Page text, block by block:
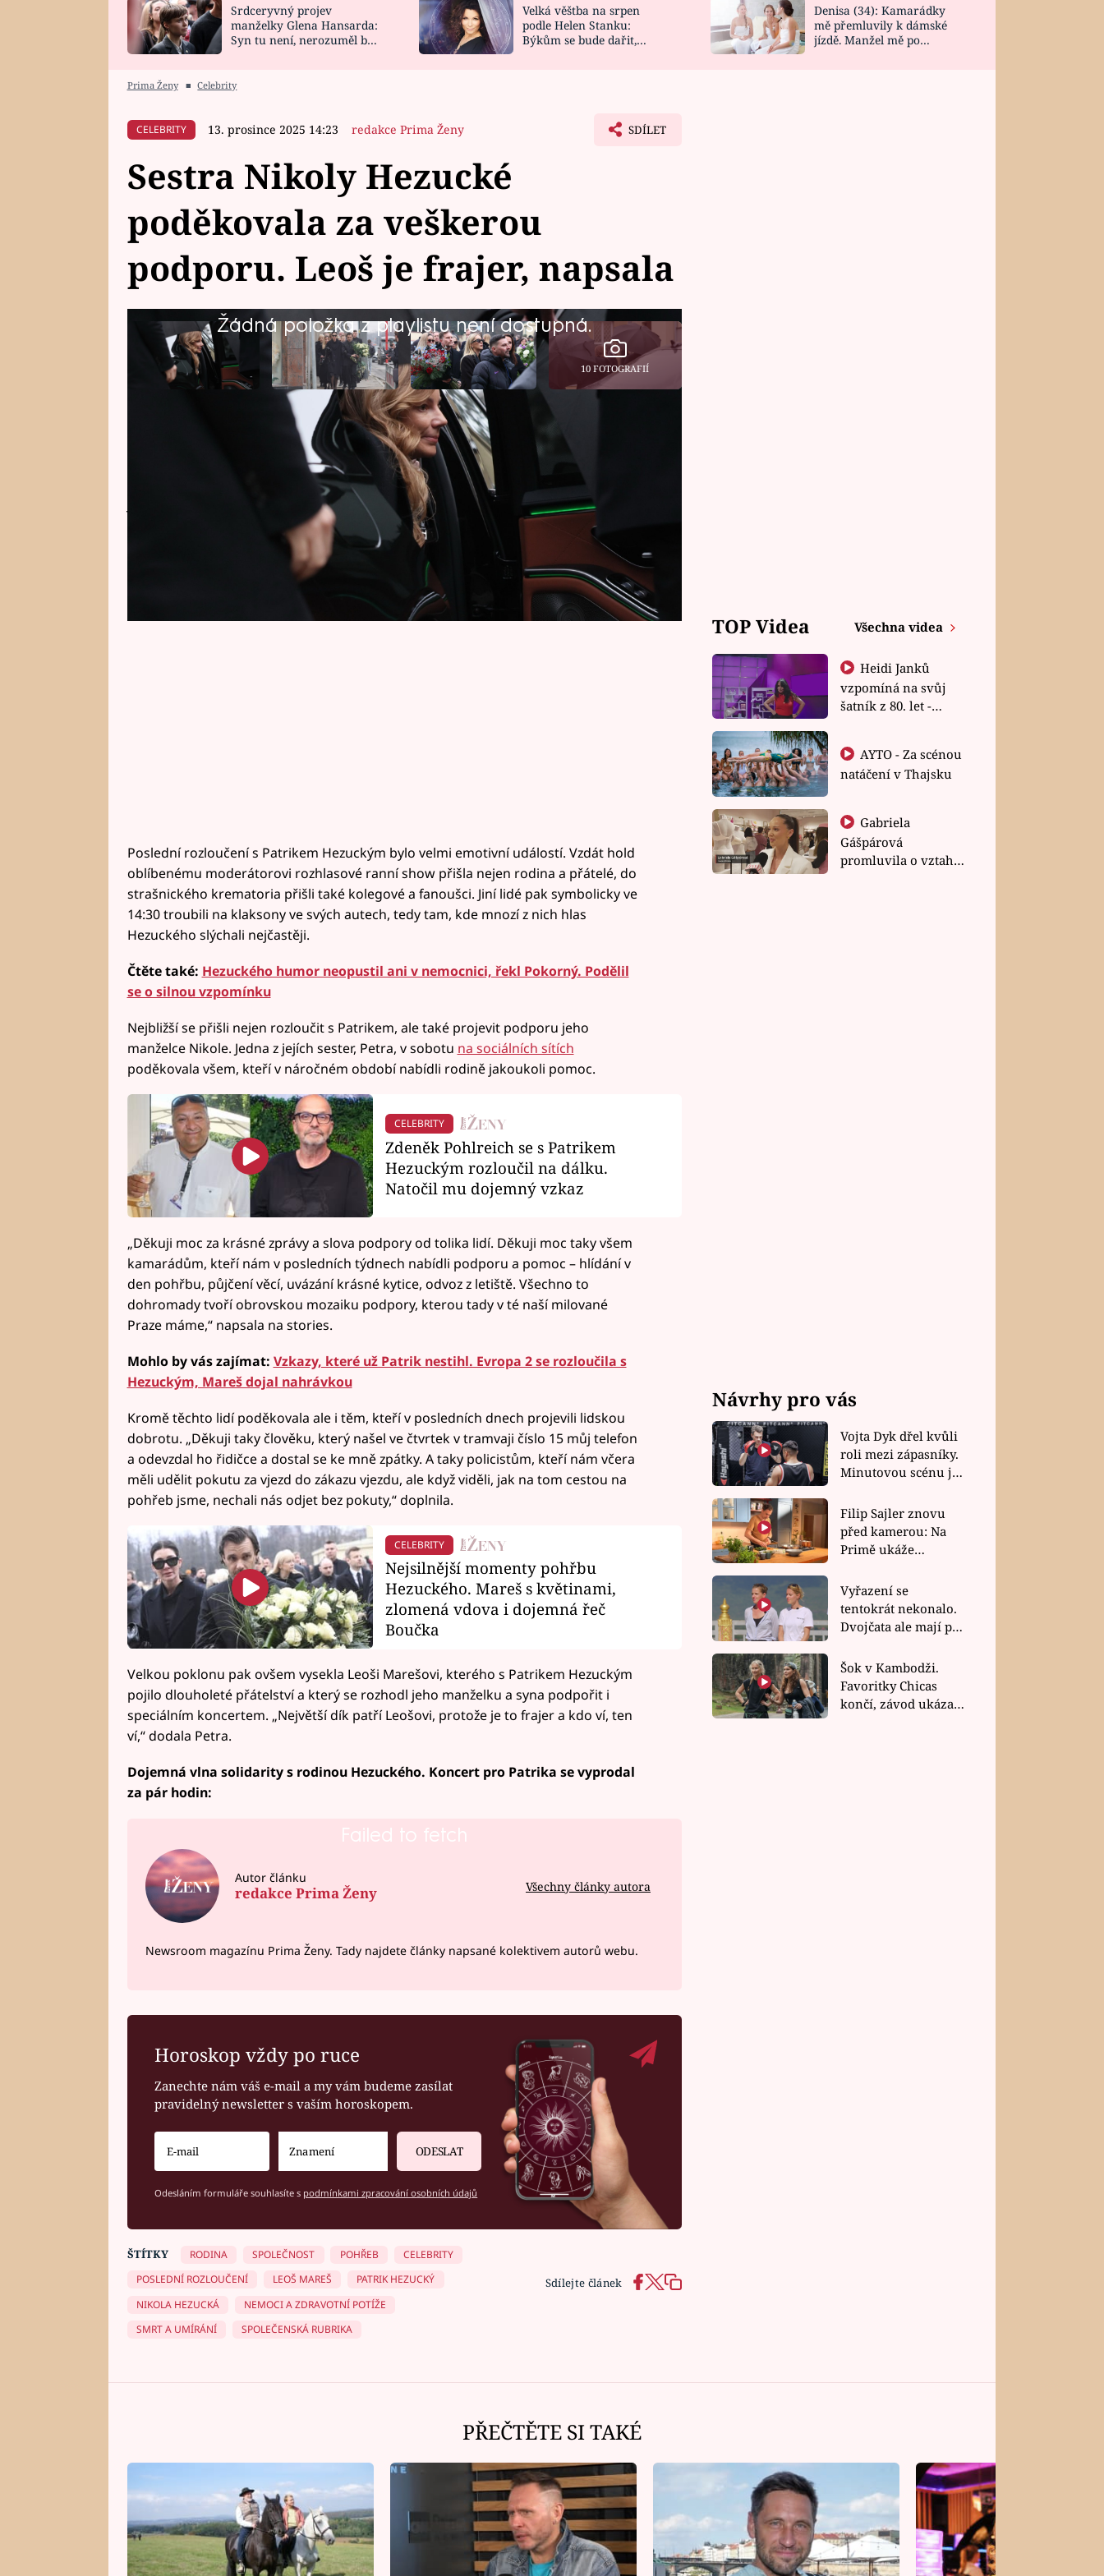
HOROSKOP NA
CELEBRITY
VAŘENÍ
NOVINKY
VIDEORECEPTY
DESIGN
Srdceryvný projev
manželky Glena Hansarda:
Syn tu není, nerozuměl by
Velká věštba na srpen
podle Helen Stanku:
Býkům se bude dařit,
Denisa (34): Kamarádky
mě přemluvily k dámské
jízdě. Manžel mě po
Prima Ženy ■ Celebrity
CELEBRITY 13. prosince 2025 14:23 redakce Prima Ženy SDÍLET
Sestra Nikoly Hezucké
poděkovala za veškerou
podporu. Leoš je frajer, napsala
Žádná položka z playlistu není dostupná.
10 FOTOGRAFIÍ
V pátek se rodina, přátelé, kolegové a fanoušci loučili s oblíbeným
moderátorem Patrikem Hezuckým, který týden předtím ve věku 55 let
podlehl závažné nemoci. Vdově Nikole Hezucké byla velkou oporou
její rodina a jedna z jejích sester na sociálních sítích poděkovala všem,
kteří nabídli pomoc nebo pomohli. Největší poklonu pak vysekla Leoši
Poslední rozloučení s Patrikem Hezuckým bylo velmi emotivní událostí. Vzdát hold
oblíbenému moderátorovi rozhlasové ranní show přišla nejen rodina a přátelé, do
strašnického krematoria přišli také kolegové a fanoušci. Jiní lidé pak symbolicky ve
14:30 troubili na klaksony ve svých autech, tedy tam, kde mnozí z nich hlas
Hezuckého slýchali nejčastěji.
Čtěte také: Hezuckého humor neopustil ani v nemocnici, řekl Pokorný. Podělil
se o silnou vzpomínku
Nejbližší se přišli nejen rozloučit s Patrikem, ale také projevit podporu jeho
manželce Nikole. Jedna z jejích sester, Petra, v sobotu na sociálních sítích
poděkovala všem, kteří v náročném období nabídli rodině jakoukoli pomoc.
CELEBRITY
Zdeněk Pohlreich se s Patrikem
Hezuckým rozloučil na dálku.
Natočil mu dojemný vzkaz
„Děkuji moc za krásné zprávy a slova podpory od tolika lidí. Děkuji moc taky všem
kamarádům, kteří nám v posledních týdnech nabídli podporu a pomoc – hlídání v
den pohřbu, půjčení věcí, uvázání krásné kytice, odvoz z letiště. Všechno to
dohromady tvoří obrovskou mozaiku podpory, kterou tady v té naší milované
Praze máme,“ napsala na stories.
Mohlo by vás zajímat: Vzkazy, které už Patrik nestihl. Evropa 2 se rozloučila s
Hezuckým, Mareš dojal nahrávkou
Kromě těchto lidí poděkovala ale i těm, kteří v posledních dnech projevili lidskou
dobrotu. „Děkuji taky člověku, který našel ve čtvrtek v tramvaji číslo 15 můj telefon
a odevzdal ho řidičce a dostal se ke mně zpátky. A taky policistům, kteří nám včera
měli udělit pokutu za vjezd do zákazu vjezdu, ale když viděli, jak na tom cestou na
pohřeb jsme, nechali nás odjet bez pokuty,“ doplnila.
CELEBRITY
Nejsilnější momenty pohřbu
Hezuckého. Mareš s květinami,
zlomená vdova i dojemná řeč
Boučka
Velkou poklonu pak ovšem vysekla Leoši Marešovi, kterého s Patrikem Hezuckým
pojilo dlouholeté přátelství a který se rozhodl jeho manželku a syna podpořit i
speciálním koncertem. „Největší dík patří Leošovi, protože je to frajer a kdo ví, ten
ví,“ dodala Petra.
Dojemná vlna solidarity s rodinou Hezuckého. Koncert pro Patrika se vyprodal
za pár hodin:
Failed to fetch
Autor článku
redakce Prima Ženy Všechny články autora
Newsroom magazínu Prima Ženy. Tady najdete články napsané kolektivem autorů webu.
Horoskop vždy po ruce
Zanechte nám váš e-mail a my vám budeme zasílat
pravidelný newsletter s vaším horoskopem.
ODESLAT
Odesláním formuláře souhlasíte s podmínkami zpracování osobních údajů
Sdílejte článek
ŠTÍTKY RODINA SPOLEČNOST POHŘEB
CELEBRITY
POSLEDNÍ ROZLOUČENÍ
LEOŠ MAREŠ
PATRIK HEZUCKÝ
NIKOLA HEZUCKÁ
NEMOCI A ZDRAVOTNÍ POTÍŽE
SMRT A UMÍRÁNÍ
SPOLEČENSKÁ RUBRIKA
TOP Videa Všechna videa
Heidi Janků
vzpomíná na svůj
šatník z 80. let -
natáčení v Thajsku
Gabriela
Gášpárová
promluvila o vztahu
Návrhy pro vás
Vojta Dyk dřel kvůli
roli mezi zápasníky.
Minutovou scénu jel
Filip Sajler znovu
před kamerou: Na
Primě ukáže
rychlé recepty
Vyřazení se
tentokrát nekonalo.
Dvojčata ale mají po
závodu nůž na krku
Šok v Kambodži.
Favoritky Chicas
končí, závod ukázal
PŘEČTĚTE SI TAKÉ